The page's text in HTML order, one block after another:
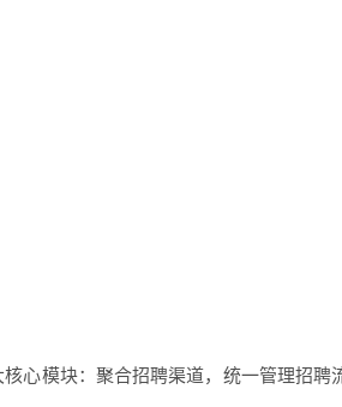
心模块：聚合招聘渠道，统一管理招